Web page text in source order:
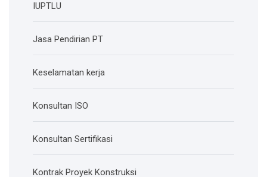
IUPTLU
Jasa Pendirian PT
Keselamatan kerja
Konsultan ISO
Konsultan Sertifikasi
Kontrak Proyek Konstruksi